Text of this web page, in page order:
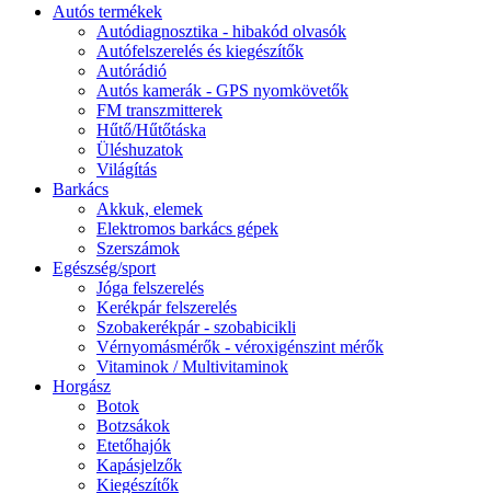
Autós termékek
Autódiagnosztika - hibakód olvasók
Autófelszerelés és kiegészítők
Autórádió
Autós kamerák - GPS nyomkövetők
FM transzmitterek
Hűtő/Hűtőtáska
Üléshuzatok
Világítás
Barkács
Akkuk, elemek
Elektromos barkács gépek
Szerszámok
Egészség/sport
Jóga felszerelés
Kerékpár felszerelés
Szobakerékpár - szobabicikli
Vérnyomásmérők - véroxigénszint mérők
Vitaminok / Multivitaminok
Horgász
Botok
Botzsákok
Etetőhajók
Kapásjelzők
Kiegészítők